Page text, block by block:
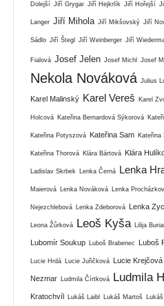
Dolejší Jiří Grygar Jiří Hejkrlík Jiří Hořejší
Langer Jiří Mihola Jiří Mikšovský Jiří
Sádlo Jiří Štegl Jiří Weinberger Jiří
Fialová Josef Jelen Josef Michl Josef
Nekola Nováková Julius
Karel Malinský Karel Vereš Karel
Holcová Kateřina Bernardová Sýkorová
Kateřina Potyszová Kateřina Sam Kateřina
Kateřina Thorová Klára Bártová Klára
Ladislav Skrbek Lenka Černá Lenka
Maierová Lenka Nováková Lenka
Nejezchlebová Lenka Zdeborová Lenka
Leona Žůrková Leoš Kyša Lilija
Lubomír Soukup Luboš Brabenec Luboš
Lucie Hrdá Lucie Juřičková Lucie Krejčová
Nezmar Ludmila Čírtková Ludmila
Kratochvíl Lukáš Laibl Lukáš Martoš